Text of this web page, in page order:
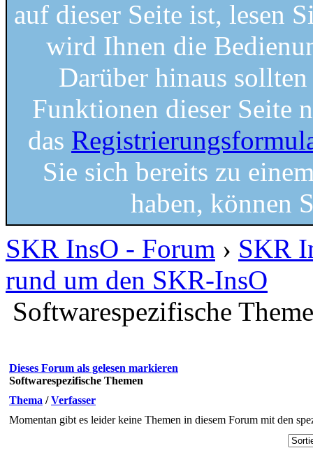
auf dieser Seite ist, lesen
wird Ihnen die
Darüber hinaus
Funktionen dieser Seite
das
Sie sich bereits zu
haben, können
SKR InsO - Forum › SKR
rund um den SKR-InsO
Softwarespezifische
Dieses Forum als gelesen markieren
Softwarespezifische Themen
Thema /Verfasser
Momentan gibt es leider keine Themen in diesem Forum mit den